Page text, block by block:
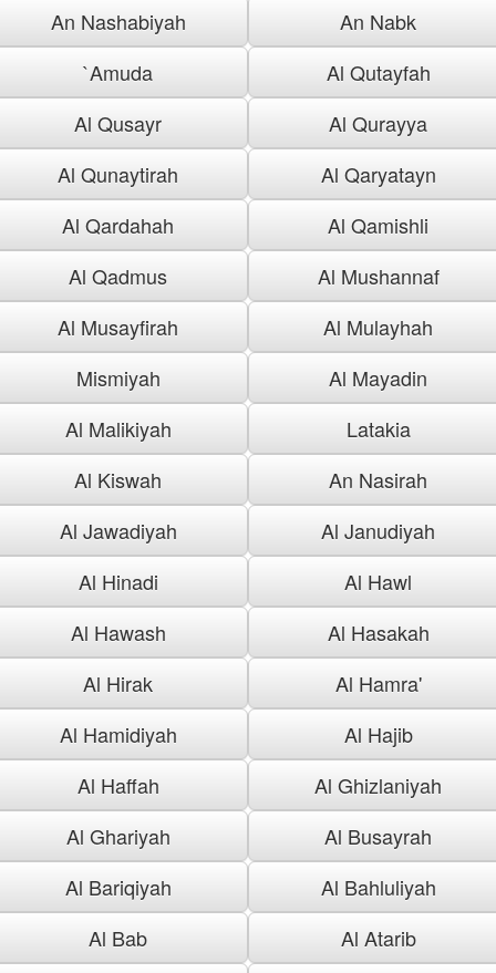
An Nashabiyah
An Nabk
`Amuda
Al Qutayfah
Al Qusayr
Al Qurayya
Al Qunaytirah
Al Qaryatayn
Al Qardahah
Al Qamishli
Al Qadmus
Al Mushannaf
Al Musayfirah
Al Mulayhah
Mismiyah
Al Mayadin
Al Malikiyah
Latakia
Al Kiswah
An Nasirah
Al Jawadiyah
Al Janudiyah
Al Hinadi
Al Hawl
Al Hawash
Al Hasakah
Al Hirak
Al Hamra'
Al Hamidiyah
Al Hajib
Al Haffah
Al Ghizlaniyah
Al Ghariyah
Al Busayrah
Al Bariqiyah
Al Bahluliyah
Al Bab
Al Atarib